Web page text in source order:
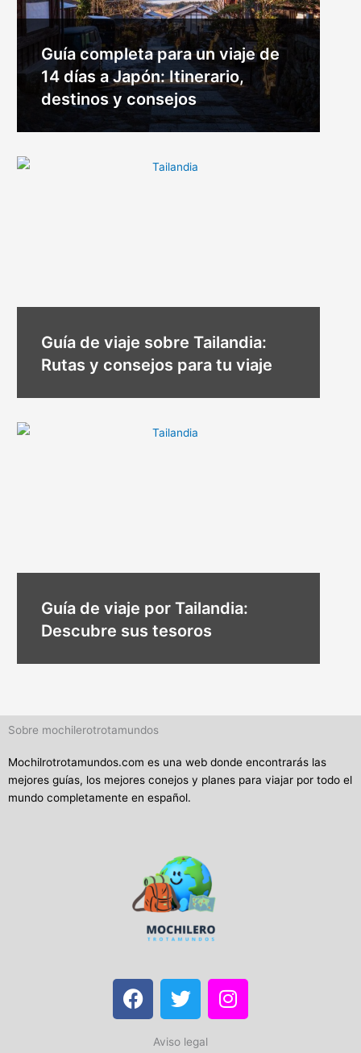
Guía completa para un viaje de
14 días a Japón: Itinerario,
destinos y consejos
Guía de viaje sobre Tailandia:
Rutas y consejos para tu viaje
Guía de viaje por Tailandia:
Descubre sus tesoros
Sobre mochilerotrotamundos
Mochilrotrotamundos.com es una web donde encontrarás las
mejores guías, los mejores conejos y planes para viajar por todo el
mundo completamente en español.
F
a
T
w
t
I
n
Aviso legal